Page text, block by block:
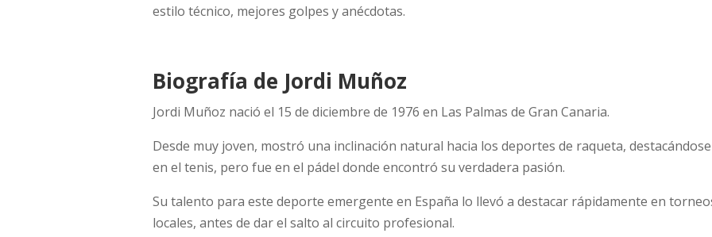
estilo técnico, mejores golpes y anécdotas.
Biografía de Jordi Muñoz
Jordi Muñoz nació el 15 de diciembre de 1976 en Las Palmas de Gran Canaria.
Desde muy joven, mostró una inclinación natural hacia los deportes de raqueta, destacándose
en el tenis, pero fue en el pádel donde encontró su verdadera pasión.
Su talento para este deporte emergente en España lo llevó a destacar rápidamente en
locales, antes de dar el salto al circuito profesional.